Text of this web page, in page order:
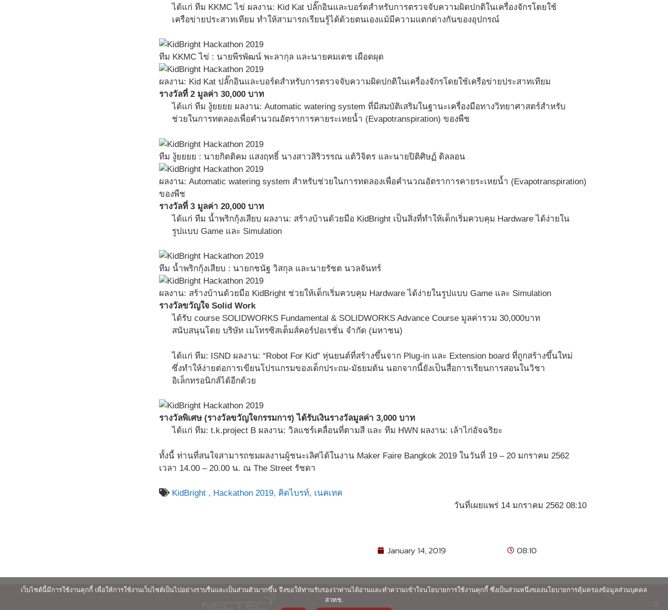
ได้แก่ ทีม KKMC ไข่ ผลงาน: Kid Kat ปลั๊กอินและบอร์ดสำหรับการตรวจจับความผิดปกติในเครื่องจักรโดยใช้
เครือข่ายประสาทเทียม ทำให้สามารถเรียนรู้ได้ด้วยตนเองแม้มีความแตกต่างกันของอุปกรณ์
ทีม KKMC ไข่ : นายพีรพัฒน์ พะลากุล และนายคมเดช เผือดผุด
ผลงาน: Kid Kat ปลั๊กอินและบอร์ดสำหรับการตรวจจับความผิดปกติในเครื่องจักรโดยใช้เครือข่ายประสาทเทียม
รางวัลที่ 2 มูลค่า 30,000 บาท
ได้แก่ ทีม งู้ยยยย ผลงาน: Automatic watering system ที่มีสมบัติเสริมในฐานะเครื่องมือทางวิทยาศาสตร์สำหรับ
ช่วยในการทดลองเพื่อคำนวณอัตราการคายระเหยน้ำ (Evapotranspiration) ของพืช
ทีม งู้ยยยย : นายกิตติคม แสงฤทธิ์ นางสาวสิริวรรณ แต้วิจิตร และนายปิติศิษฏ์ ดิลลอน
ผลงาน: Automatic watering system สำหรับช่วยในการทดลองเพื่อคำนวณอัตราการคายระเหยน้ำ (Evapotranspiration)
ของพืช
รางวัลที่ 3 มูลค่า 20,000 บาท
ได้แก่ ทีม น้ำพริกกุ้งเสียบ ผลงาน: สร้างบ้านด้วยมือ KidBright เป็นสิ่งที่ทำให้เด็กเริ่มควบคุม Hardware ได้ง่ายใน
รูปแบบ Game และ Simulation
ทีม น้ำพริกกุ้งเสียบ : นายกชนัฐ วิสกุล และนายรัชต นวลจันทร์
ผลงาน: สร้างบ้านด้วยมือ KidBright ช่วยให้เด็กเริ่มควบคุม Hardware ได้ง่ายในรูปแบบ Game และ Simulation
รางวัลขวัญใจ Solid Work
ได้รับ course SOLIDWORKS Fundamental & SOLIDWORKS Advance Course มูลค่ารวม 30,000บาท
สนับสนุนโดย บริษัท เมโทรซิสเต็มส์คอร์ปอเรชั่น จำกัด (มหาชน)
ได้แก่ ทีม: ISND ผลงาน: “Robot For Kid” หุ่นยนต์ที่สร้างขึ้นจาก Plug-in และ Extension board ที่ถูกสร้างขึ้นใหม่
ซึ่งทำให้ง่ายต่อการเขียนโปรแกรมของเด็กประถม-มัธยมต้น นอกจากนี้ยังเป็นสื่อการเรียนการสอนในวิชา
อิเล็กทรอนิกส์ได้อีกด้วย
รางวัลพิเศษ (รางวัลขวัญใจกรรมการ) ได้รับเงินรางวัลมูลค่า 3,000 บาท
ได้แก่ ทีม: t.k.project B ผลงาน: วิลแชร์เคลื่อนที่ตามสี และ ทีม HWN ผลงาน: เล้าไก่อัจฉริยะ
ทั้งนี้ ท่านที่สนใจสามารถชมผลงานผู้ชนะเลิศได้ในงาน Maker Faire Bangkok 2019 ในวันที่ 19 – 20 มกราคม 2562
เวลา 14.00 – 20.00 น. ณ The Street รัชดา
KidBright , Hackathon 2019, คิดไบรท์, เนคเทค
วันที่เผยแพร่ 14 มกราคม 2562 08:10
January 14, 2019 08:10
เว็บไซต์นี้มีการใช้งานคุกกี้ เพื่อให้การใช้งานเว็บไซต์เป็นไปอย่างราบรื่นและเป็นส่วนตัวมากขึ้น จึงขอให้ท่านรับรองว่าท่านได้อ่านและทำความเข้าใจนโยบายการใช้งานคุกกี้ ซึ่งเป็นส่วนหนึ่งของนโยบายการคุ้มครองข้อมูลส่วนบุคคล
สวทช.